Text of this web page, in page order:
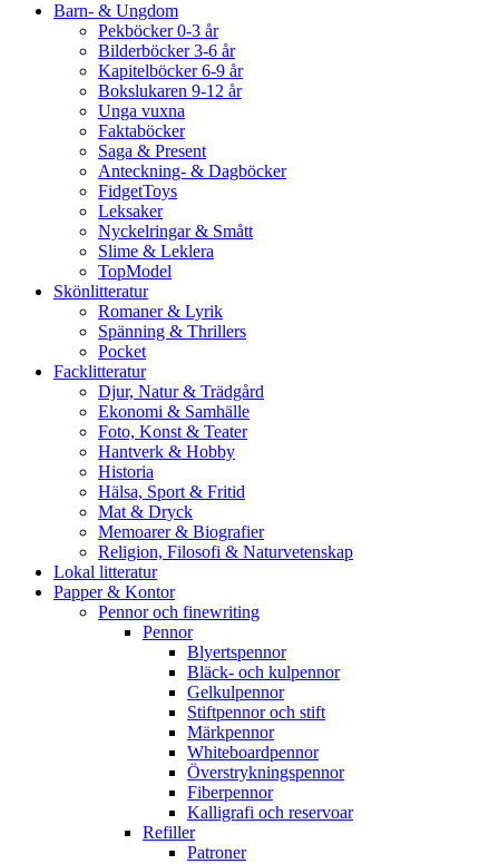
Barn- & Ungdom
Pekböcker 0-3 år
Bilderböcker 3-6 år
Kapitelböcker 6-9 år
Bokslukaren 9-12 år
Unga vuxna
Faktaböcker
Saga & Present
Anteckning- & Dagböcker
FidgetToys
Leksaker
Nyckelringar & Smått
Slime & Leklera
TopModel
Skönlitteratur
Romaner & Lyrik
Spänning & Thrillers
Pocket
Facklitteratur
Djur, Natur & Trädgård
Ekonomi & Samhälle
Foto, Konst & Teater
Hantverk & Hobby
Historia
Hälsa, Sport & Fritid
Mat & Dryck
Memoarer & Biografier
Religion, Filosofi & Naturvetenskap
Lokal litteratur
Papper & Kontor
Pennor och finewriting
Pennor
Blyertspennor
Bläck- och kulpennor
Gelkulpennor
Stiftpennor och stift
Märkpennor
Whiteboardpennor
Överstrykningspennor
Fiberpennor
Kalligrafi och reservoar
Refiller
Patroner